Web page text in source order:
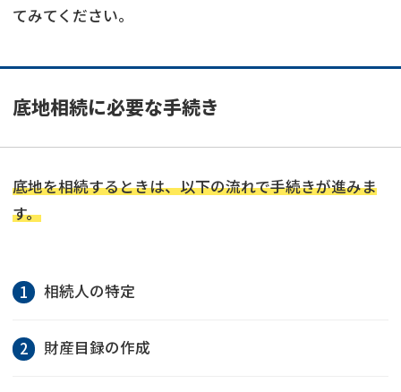
てみてください。
底地相続に必要な手続き
底地を相続するときは、以下の流れで手続きが進みま
す。
相続人の特定
財産目録の作成